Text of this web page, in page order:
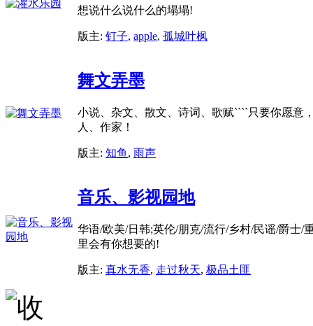
想说什么说什么的塌塌!
版主: 钉子, apple, 孤城叶枫
舞文弄墨
小说、杂文、散文、诗词、歌赋````只要你愿意
人、作家！
版主: 知鱼 , 雨声
音乐、影视园地
华语/欧美/日韩;英伦/朋克/流行/乡村/民谣/爵士/
里会有你想要的!
版主: 真水无香, 走过秋天, 极品土匪